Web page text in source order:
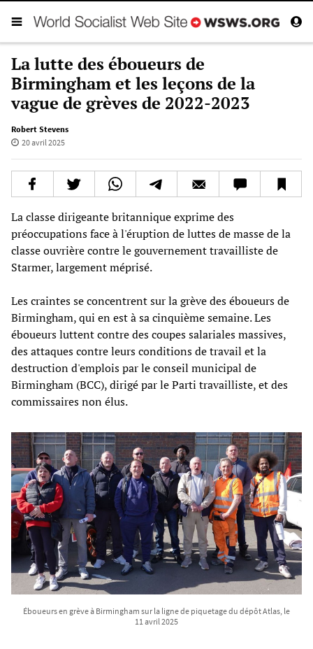
La lutte des éboueurs de
Birmingham et les leçons de la
vague de grèves de 2022-2023
Robert Stevens
20 avril 2025
La classe dirigeante britannique exprime des
préoccupations face à l'éruption de luttes de masse de la
classe ouvrière contre le gouvernement travailliste de
Starmer, largement méprisé.
Les craintes se concentrent sur la grève des éboueurs de
Birmingham, qui en est à sa cinquième semaine. Les
éboueurs luttent contre des coupes salariales massives,
des attaques contre leurs conditions de travail et la
destruction d'emplois par le conseil municipal de
Birmingham (BCC), dirigé par le Parti travailliste, et des
commissaires non élus.
Éboueurs en grève à Birmingham sur la ligne de piquetage du dépôt Atlas, le
11 avril 2025